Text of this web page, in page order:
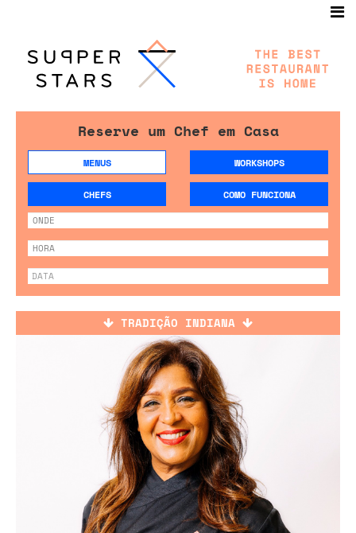
Reserve um Chef em Casa
MENUS WORKSHOPS
CHEFS COMO FUNCIONA
TRADIÇÃO INDIANA